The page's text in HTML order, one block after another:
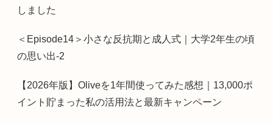
しました
＜Episode14＞小さな反抗期と成人式｜大学2年生の頃
の思い出-2
【2026年版】Oliveを1年間使ってみた感想｜13,000ポ
イント貯まった私の活用法と最新キャンペーン